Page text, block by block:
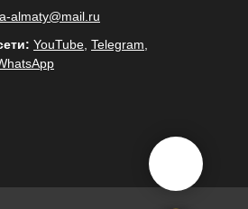
almaty@mail.ru
YouTube, Telegram,